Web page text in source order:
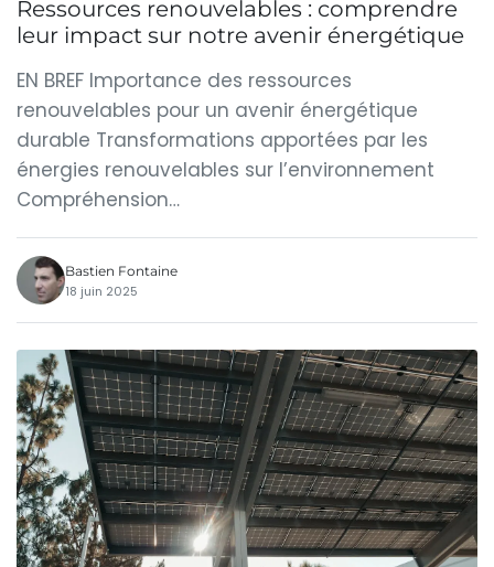
Ressources renouvelables : comprendre
leur impact sur notre avenir énergétique
EN BREF Importance des ressources
renouvelables pour un avenir énergétique
durable Transformations apportées par les
énergies renouvelables sur l’environnement
Compréhension…
Bastien Fontaine
18 juin 2025